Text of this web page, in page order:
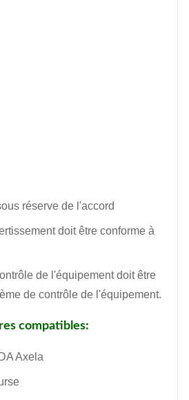
réserve de l'accord
doit être conforme à
de l'équipement doit être
de contrôle de l'équipement.
compatibles:
Axela